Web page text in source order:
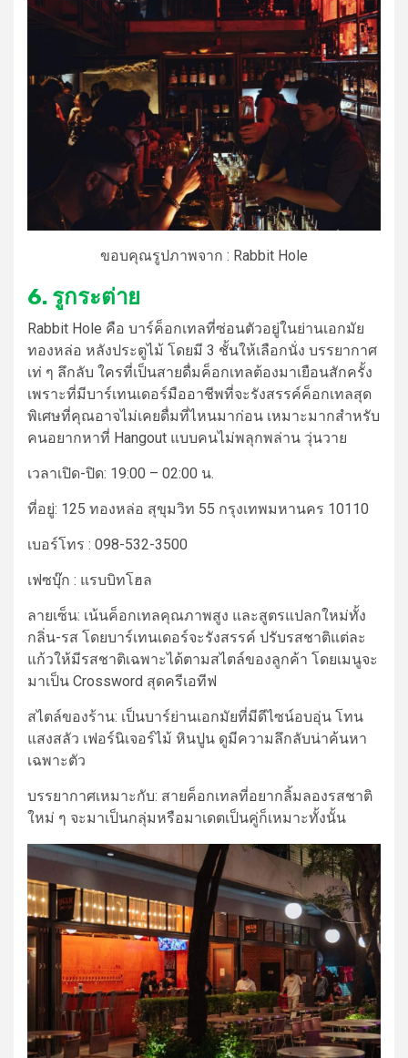
ขอบคุณรูปภาพจาก : Rabbit Hole
6. รูกระต่าย
Rabbit Hole คือ บาร์ค็อกเทลที่ซ่อนตัวอยู่ในย่านเอกมัย
ทองหล่อ หลังประตูไม้ โดยมี 3 ชั้นให้เลือกนั่ง บรรยากาศ
เท่ ๆ ลึกลับ ใครที่เป็นสายดื่มค็อกเทลต้องมาเยือนสักครั้ง
เพราะที่มีบาร์เทนเดอร์มืออาชีพที่จะรังสรรค์ค็อกเทลสุด
พิเศษที่คุณอาจไม่เคยดื่มที่ไหนมาก่อน เหมาะมากสำหรับ
คนอยากหาที่ Hangout แบบคนไม่พลุกพล่าน วุ่นวาย
เวลาเปิด-ปิด: 19:00 – 02:00 น.
ที่อยู่: 125 ทองหล่อ สุขุมวิท 55 กรุงเทพมหานคร 10110
เบอร์โทร : 098-532-3500
เฟซบุ๊ก : แรบบิทโฮล
ลายเซ็น: เน้นค็อกเทลคุณภาพสูง และสูตรแปลกใหม่ทั้ง
กลิ่น-รส โดยบาร์เทนเดอร์จะรังสรรค์ ปรับรสชาติแต่ละ
แก้วให้มีรสชาติเฉพาะได้ตามสไตล์ของลูกค้า โดยเมนูจะ
มาเป็น Crossword สุดครีเอทีฟ
สไตล์ของร้าน: เป็นบาร์ย่านเอกมัยที่มีดีไซน์อบอุ่น โทน
แสงสลัว เฟอร์นิเจอร์ไม้ หินปูน ดูมีความลึกลับน่าค้นหา
เฉพาะตัว
บรรยากาศเหมาะกับ: สายค็อกเทลที่อยากลิ้มลองรสชาติ
ใหม่ ๆ จะมาเป็นกลุ่มหรือมาเดตเป็นคู่ก็เหมาะทั้งนั้น